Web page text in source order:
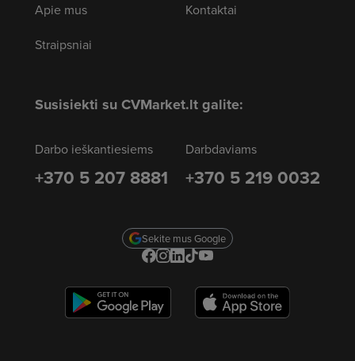
Apie mus
Straipsniai
Kontaktai
Susisiekti su CVMarket.lt galite:
Darbo ieškantiesiems
+370 5 207 8881
Darbdaviams
+370 5 219 0032
Sekite mus Google